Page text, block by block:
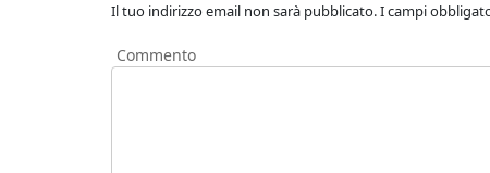
Il tuo indirizzo email non sarà pubblicato.I campi
Commento